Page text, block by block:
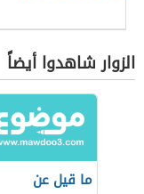
الزوار شاهدوا أيضاً
ما قيل عن